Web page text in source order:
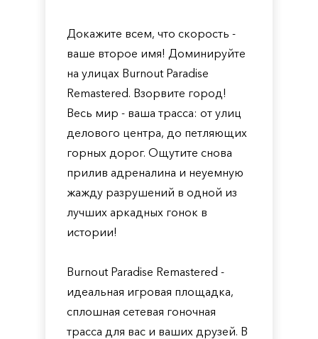
Докажите всем, что скорость -
ваше второе имя! Доминируйте
на улицах Burnout Paradise
Remastered. Взорвите город!
Весь мир - ваша трасса: от улиц
делового центра, до петляющих
горных дорог. Ощутите снова
прилив адреналина и неуемную
жажду разрушений в одной из
лучших аркадных гонок в
истории!
Burnout Paradise Remastered -
идеальная игровая площадка,
сплошная сетевая гоночная
трасса для вас и ваших друзей. В